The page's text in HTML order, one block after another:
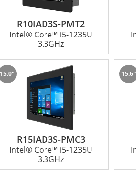
R10IAD3S-PMT2
Intel® Core™ i5-1235U
3.3GHz
R15IAD3S-PMC3
15.0"
Intel® Core™ i5-1235U
3.3GHz
15.6"